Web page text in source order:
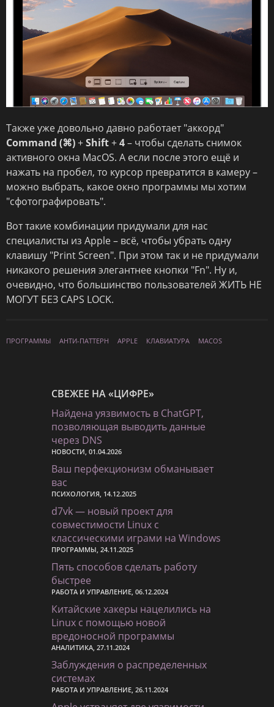
Также уже довольно давно работает "аккорд"
Command (⌘)+Shift+4– чтобы сделать снимок
активного окна MacOS. А если после этого ещё и
нажать на пробел, то курсор превратится в камеру –
можно выбрать, какое окно программы мы хотим
"сфотографировать".
Вот такие комбинации придумали для нас
специалисты из Apple – всё, чтобы убрать одну
клавишу "Print Screen". При этом так и не придумали
никакого решения элегантнее кнопки "Fn". Ну и,
очевидно, что большинство пользователей ЖИТЬ НЕ
МОГУТ БЕЗ CAPS LOCK.
ПРОГРАММЫ АНТИ-ПАТТЕРН APPLE КЛАВИАТУРА MACOS
СВЕЖЕЕ НА «ЦИФРЕ»
Найдена уязвимость в ChatGPT,
позволяющая выводить данные
через DNS
НОВОСТИ, 01.04.2026
Ваш перфекционизм обманывает
вас
ПСИХОЛОГИЯ, 14.12.2025
d7vk — новый проект для
совместимости Linux с
классическими играми на Windows
ПРОГРАММЫ, 24.11.2025
Пять способов сделать работу
быстрее
РАБОТА И УПРАВЛЕНИЕ, 06.12.2024
Китайские хакеры нацелились на
Linux с помощью новой
вредоносной программы
АНАЛИТИКА, 27.11.2024
Заблуждения о распределенных
системах
РАБОТА И УПРАВЛЕНИЕ, 26.11.2024